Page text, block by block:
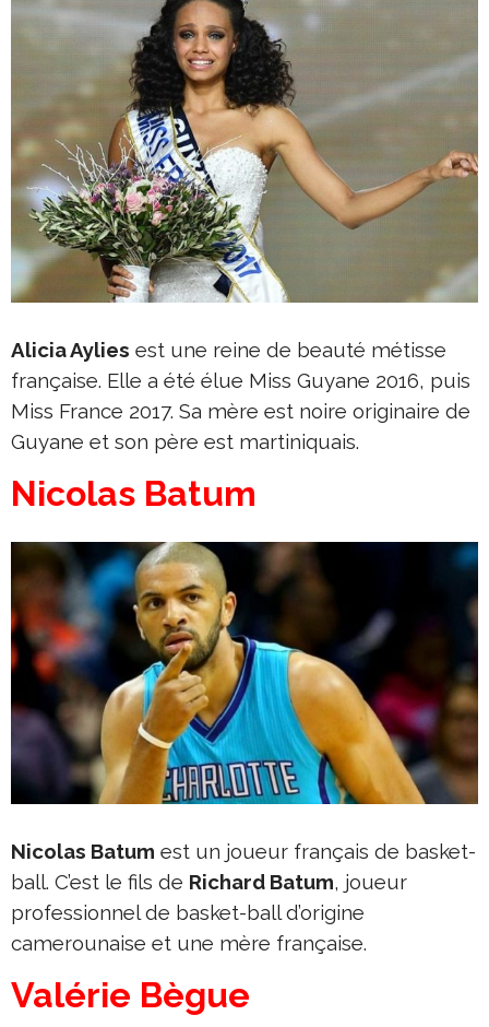
Alicia Aylies est une reine de beauté métisse
française. Elle a été élue Miss Guyane 2016, puis
Miss France 2017. Sa mère est noire originaire de
Guyane et son père est martiniquais.
Nicolas Batum
Nicolas Batum est un joueur français de basket-
ball. C’est le fils de Richard Batum, joueur
professionnel de basket-ball d’origine
camerounaise et une mère française.
Valérie Bègue